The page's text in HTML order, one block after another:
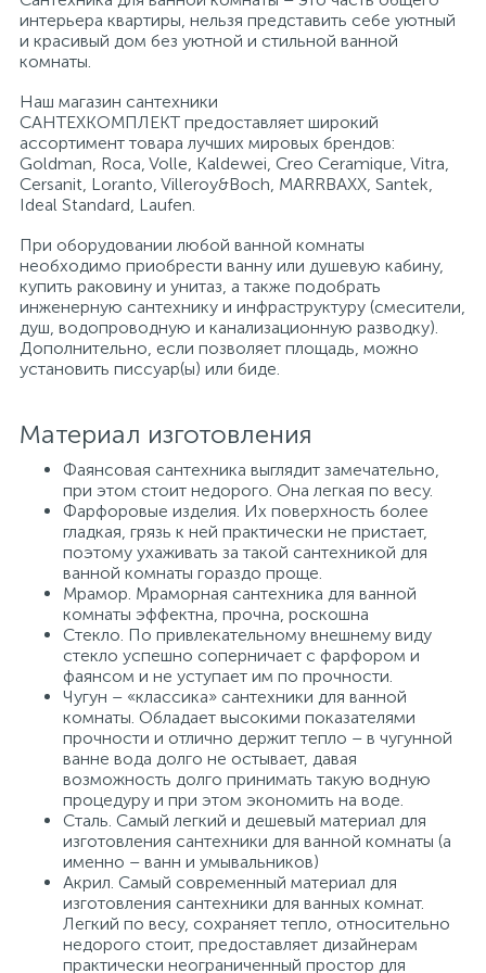
интерьера квартиры, нельзя представить себе уютный
и красивый дом без уютной и стильной ванной
комнаты.
Наш магазин сантехники
САНТЕХКОМПЛЕКТ предоставляет широкий
ассортимент товара лучших мировых брендов:
Goldman, Roca, Volle, Kaldewei, Creo Ceramique, Vitra,
Cersanit, Loranto, Villeroy&Boch, MARRBAXX, Santek,
Ideal Standard, Laufen.
При оборудовании любой ванной комнаты
необходимо приобрести ванну или душевую кабину,
купить раковину и унитаз, а также подобрать
инженерную сантехнику и инфраструктуру (смесители,
душ, водопроводную и канализационную разводку).
Дополнительно, если позволяет площадь, можно
установить писсуар(ы) или биде.
Материал изготовления
Фаянсовая сантехника выглядит замечательно,
при этом стоит недорого. Она легкая по весу.
Фарфоровые изделия. Их поверхность более
гладкая, грязь к ней практически не пристает,
поэтому ухаживать за такой сантехникой для
ванной комнаты гораздо проще.
Мрамор. Мраморная сантехника для ванной
комнаты эффектна, прочна, роскошна
Стекло. По привлекательному внешнему виду
стекло успешно соперничает с фарфором и
фаянсом и не уступает им по прочности.
Чугун – «классика» сантехники для ванной
комнаты. Обладает высокими показателями
прочности и отлично держит тепло – в чугунной
ванне вода долго не остывает, давая
возможность долго принимать такую водную
процедуру и при этом экономить на воде.
Сталь. Самый легкий и дешевый материал для
изготовления сантехники для ванной комнаты (а
именно – ванн и умывальников)
Акрил. Самый современный материал для
изготовления сантехники для ванных комнат.
Легкий по весу, сохраняет тепло, относительно
недорого стоит, предоставляет дизайнерам
практически неограниченный простор для
Полотенцесушители
Душевые трапы
Сифоны и выпуски
Аксессуары для ванной
Системы контроля протечки воды